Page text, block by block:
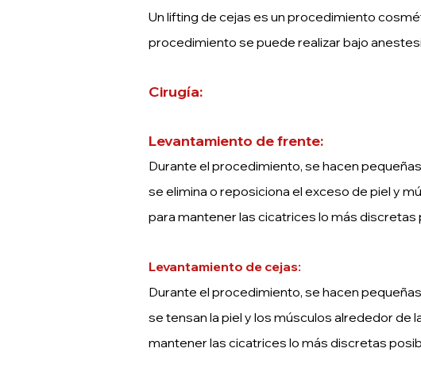
Un lifting de cejas es un procedimiento
procedimiento se puede realizar bajo
Cirugía:
Levantamiento de frente:
Durante el procedimiento, se hacen
se elimina o reposiciona el exceso de piel y
para mantener las cicatrices lo más discretas
Levantamiento de cejas:
Durante el procedimiento, se hacen
se tensan la piel y los músculos alrededor de
mantener las cicatrices lo más discretas